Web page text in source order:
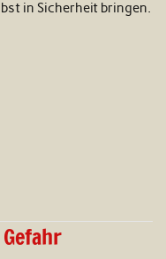
in Sicherheit bringen.